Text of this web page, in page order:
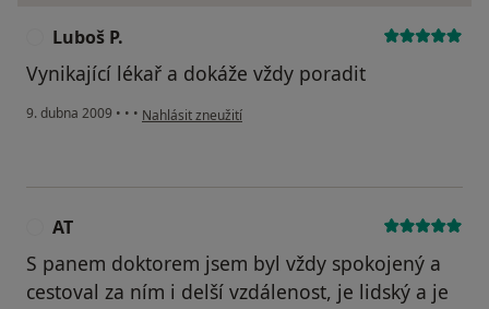
Luboš P.
Vynikající lékař a dokáže vždy poradit
9. dubna 2009 • • • podle názoru uživatele Luboš P.
Nahlásit zneužití
AT
S panem doktorem jsem byl vždy spokojený a
cestoval za ním i delší vzdálenost, je lidský a je